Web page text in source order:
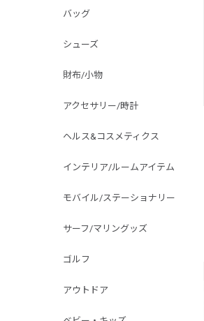
バッグ
シューズ
財布/小物
アクセサリー/時計
ヘルス&コスメティクス
インテリア/ルームアイテム
モバイル/ステーショナリー
サーフ/マリングッズ
ゴルフ
アウトドア